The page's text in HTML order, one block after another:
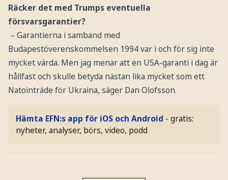
Räcker det med Trumps eventuella
försvarsgarantier?
– Garantierna i samband med
Budapestöverenskommelsen 1994 var i och för sig inte
mycket värda. Men jag menar att en USA-garanti i dag är
hållfast och skulle betyda nästan lika mycket som ett
Natointräde för Ukraina, säger Dan Olofsson.
Hämta EFN:s app för iOS och Android - gratis:
nyheter, analyser, börs, video, podd